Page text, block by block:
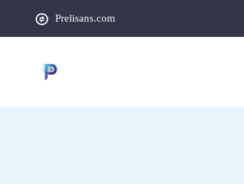
Prelisans.com